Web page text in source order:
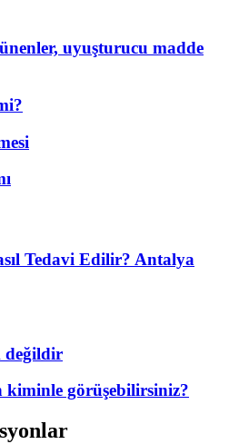
uyuşturucu madde
Tedavi Edilir? Antalya
değildir
kiminle görüşebilirsiniz?